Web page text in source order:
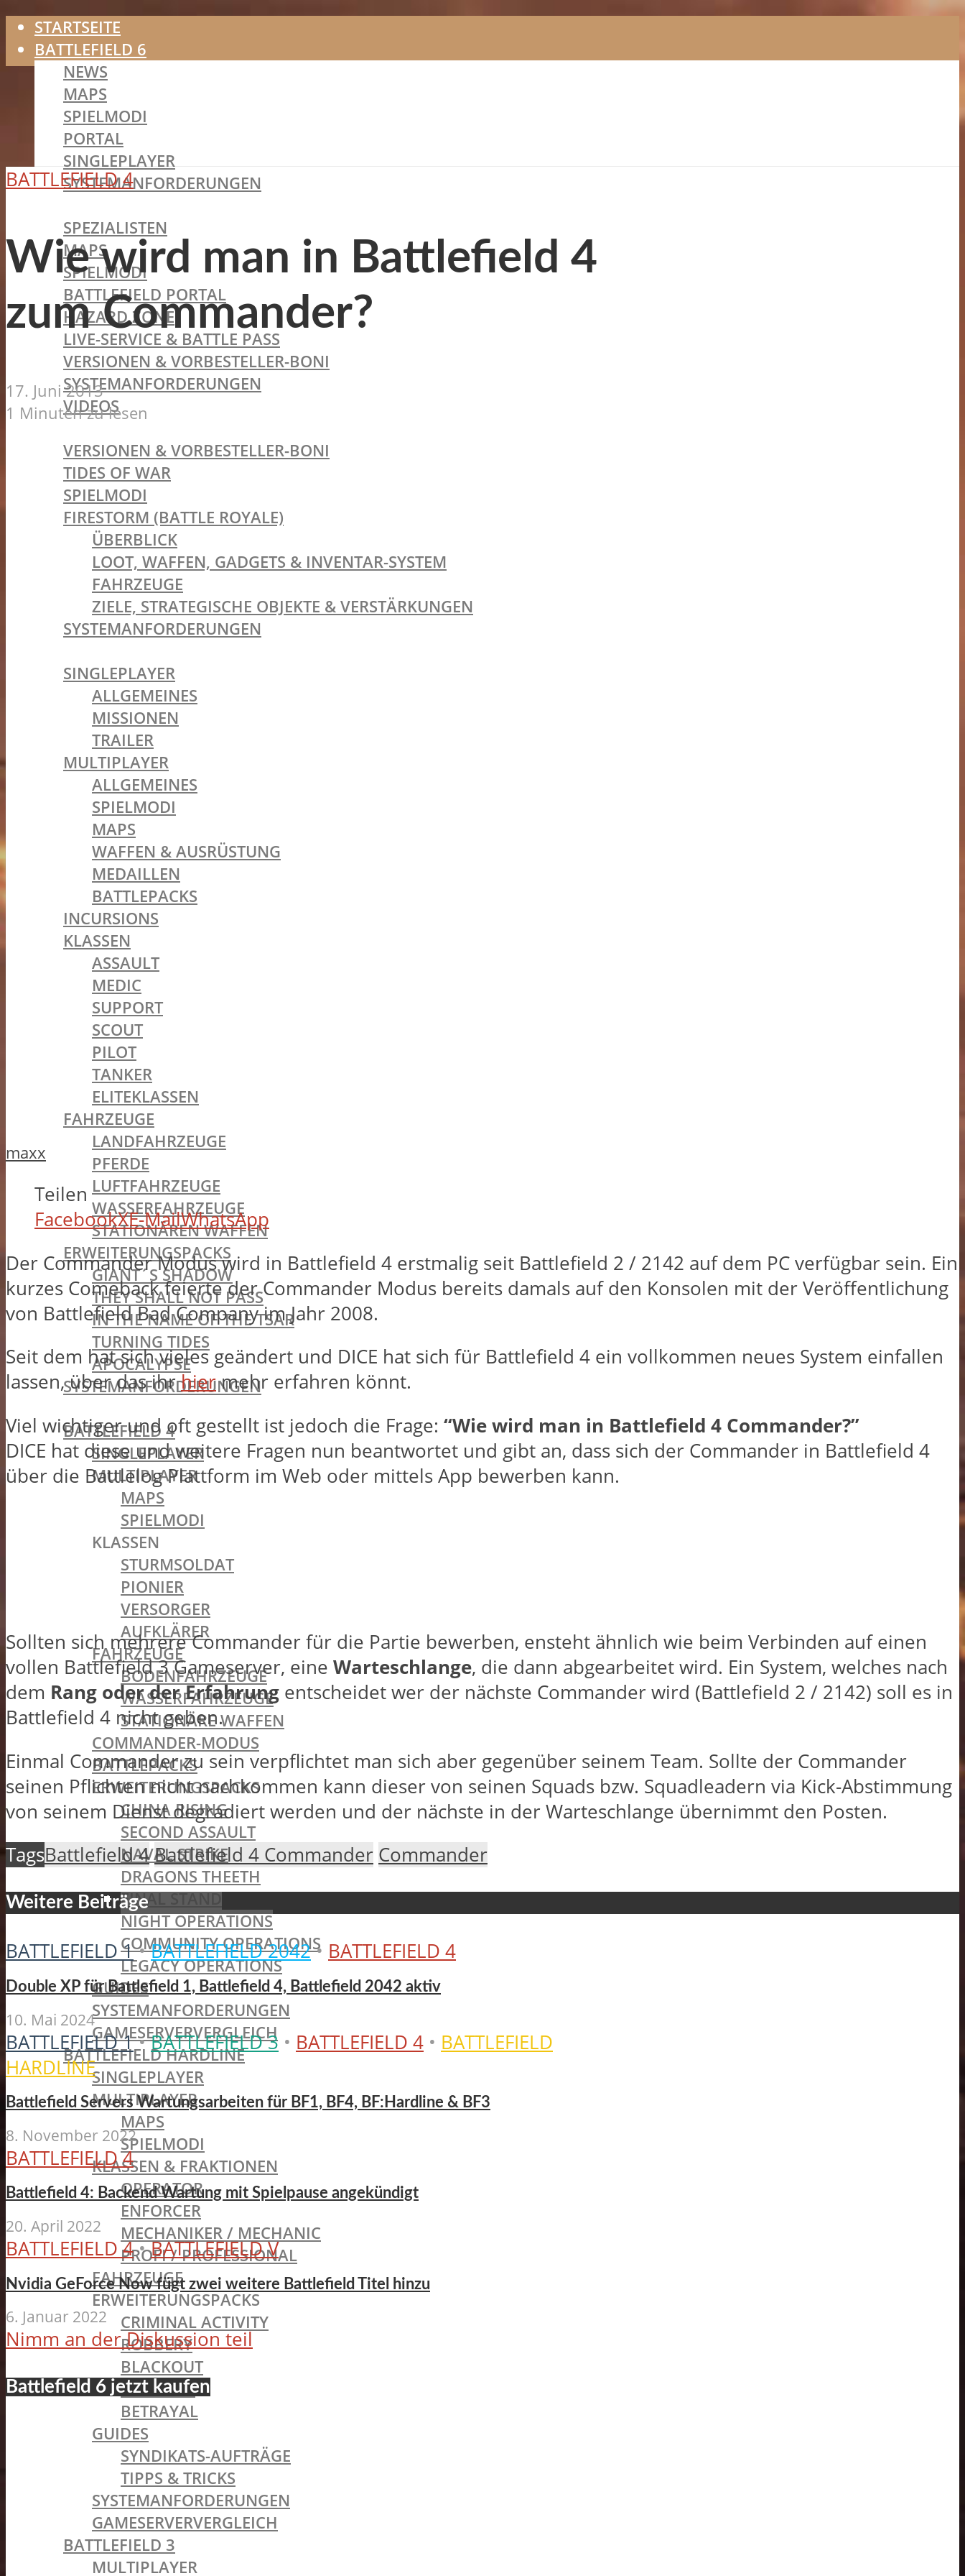
STARTSEITE
BATTLEFIELD 6
NEWS
MAPS
SPIELMODI
PORTAL
SINGLEPLAYER
SYSTEMANFORDERUNGEN
SPEZIALISTEN
MAPS
SPIELMODI
BATTLEFIELD PORTAL
HAZARD ZONE
LIVE-SERVICE & BATTLE PASS
VERSIONEN & VORBESTELLER-BONI
SYSTEMANFORDERUNGEN
VIDEOS
VERSIONEN & VORBESTELLER-BONI
TIDES OF WAR
SPIELMODI
FIRESTORM (BATTLE ROYALE)
ÜBERBLICK
LOOT, WAFFEN, GADGETS & INVENTAR-SYSTEM
FAHRZEUGE
ZIELE, STRATEGISCHE OBJEKTE & VERSTÄRKUNGEN
SYSTEMANFORDERUNGEN
SINGLEPLAYER
ALLGEMEINES
MISSIONEN
TRAILER
MULTIPLAYER
ALLGEMEINES
SPIELMODI
MAPS
WAFFEN & AUSRÜSTUNG
MEDAILLEN
BATTLEPACKS
INCURSIONS
KLASSEN
ASSAULT
MEDIC
SUPPORT
SCOUT
PILOT
TANKER
ELITEKLASSEN
FAHRZEUGE
LANDFAHRZEUGE
PFERDE
LUFTFAHRZEUGE
WASSERFAHRZEUGE
STATIONÄREN WAFFEN
ERWEITERUNGSPACKS
GIANT´S SHADOW
THEY SHALL NOT PASS
IN THE NAME OF THE TSAR
TURNING TIDES
APOCALYPSE
SYSTEMANFORDERUNGEN
BATTLEFIELD 4
SINGLEPLAYER
MULTIPLAYER
MAPS
SPIELMODI
KLASSEN
STURMSOLDAT
PIONIER
VERSORGER
AUFKLÄRER
FAHRZEUGE
BODENFAHRZEUGE
WASSERFAHRZEUGE
STATIONÄRE WAFFEN
COMMANDER-MODUS
BATTLEPACKS
ERWEITERUNGSPACKS
CHINA RISING
SECOND ASSAULT
NAVAL STRIKE
DRAGONS THEETH
FINAL STAND
NIGHT OPERATIONS
COMMUNITY OPERATIONS
LEGACY OPERATIONS
GUIDES
SYSTEMANFORDERUNGEN
GAMESERVERVERGLEICH
BATTLEFIELD HARDLINE
SINGLEPLAYER
MULTIPLAYER
MAPS
SPIELMODI
KLASSEN & FRAKTIONEN
OPERATOR
ENFORCER
MECHANIKER / MECHANIC
PROFI / PROFESSIONAL
FAHRZEUGE
ERWEITERUNGSPACKS
CRIMINAL ACTIVITY
ROBBERY
BLACKOUT
GETAWAY
BETRAYAL
GUIDES
SYNDIKATS-AUFTRÄGE
TIPPS & TRICKS
SYSTEMANFORDERUNGEN
GAMESERVERVERGLEICH
BATTLEFIELD 3
MULTIPLAYER
BATTLEFIELD 4
Wie wird man in Battlefield 4
zum Commander?
17. Juni 2013
1 Minuten zu lesen
maxx
Teilen
FacebookXE-MailWhatsApp
Der Commander Modus wird in Battlefield 4 erstmalig seit Battlefield 2 / 2142 auf dem PC verfügbar sein. Ein
kurzes Comeback feierte der Commander Modus bereits damals auf den Konsolen mit der Veröffentlichung
von Battlefield Bad Company im Jahr 2008.
Seit dem hat sich vieles geändert und DICE hat sich für Battlefield 4 ein vollkommen neues System einfallen
lassen, über das ihrhiermehr erfahren könnt.
Viel wichtiger und oft gestellt ist jedoch die Frage: “Wie wird man in Battlefield 4 Commander?”
DICE hat diese und weitere Fragen nun beantwortet und gibt an, dass sich der Commander in Battlefield 4
über die Battlelog Plattform im Web oder mittels App bewerben kann.
Sollten sich mehrere Commander für die Partie bewerben, ensteht ähnlich wie beim Verbinden auf einen
vollen Battlefield 3 Gameserver, eine Warteschlange, die dann abgearbeitet wird. Ein System, welches nach
dem Rang oder der Erfahrung entscheidet wer der nächste Commander wird (Battlefield 2 / 2142) soll es in
Battlefield 4 nicht geben.
Einmal Commander zu sein verpflichtet man sich aber gegenüber seinem Team. Sollte der Commander
seinen Pflichten nicht nachkommen kann dieser von seinen Squads bzw. Squadleadern via Kick-Abstimmung
von seinem Dienst degradiert werden und der nächste in der Warteschlange übernimmt den Posten.
TagsBattlefield 4 Battlefield 4 Commander Commander
Weitere Beiträge
BATTLEFIELD 1 • BATTLEFIELD 2042 • BATTLEFIELD 4
Double XP für Battlefield 1, Battlefield 4, Battlefield 2042 aktiv
10. Mai 2024
BATTLEFIELD 1 • BATTLEFIELD 3 • BATTLEFIELD 4 • BATTLEFIELD
HARDLINE
Battlefield Servers Wartungsarbeiten für BF1, BF4, BF:Hardline & BF3
8. November 2022
BATTLEFIELD 4
Battlefield 4: Backend Wartung mit Spielpause angekündigt
20. April 2022
BATTLEFIELD 4 • BATTLEFIELD V
Nvidia GeForce Now fügt zwei weitere Battlefield Titel hinzu
6. Januar 2022
Nimm an der Diskussion teil
Battlefield 6 jetzt kaufen